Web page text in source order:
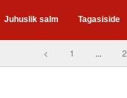
Juhuslik salm Tagasiside
< 1 ... 2